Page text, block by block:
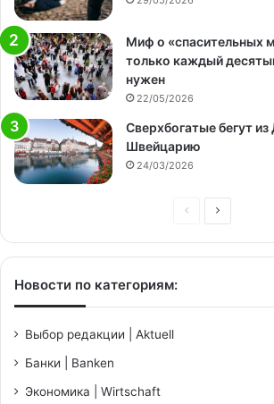
Миф о «спасительных
только каждый
нужен
22/05/2026
Сверхбогатые бегут из
Швейцарию
24/03/2026
Предыдущая
Новости по категориям:
Выбор редакции | Aktuell
Банки | Banken
Экономика | Wirtschaft